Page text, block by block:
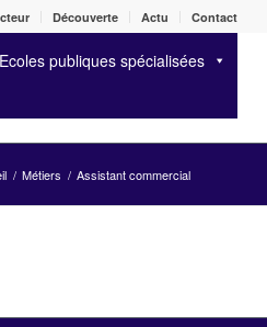
Découverte Actu Contact
Ecoles publiques spécialisées
/ Métiers / Assistant commercial